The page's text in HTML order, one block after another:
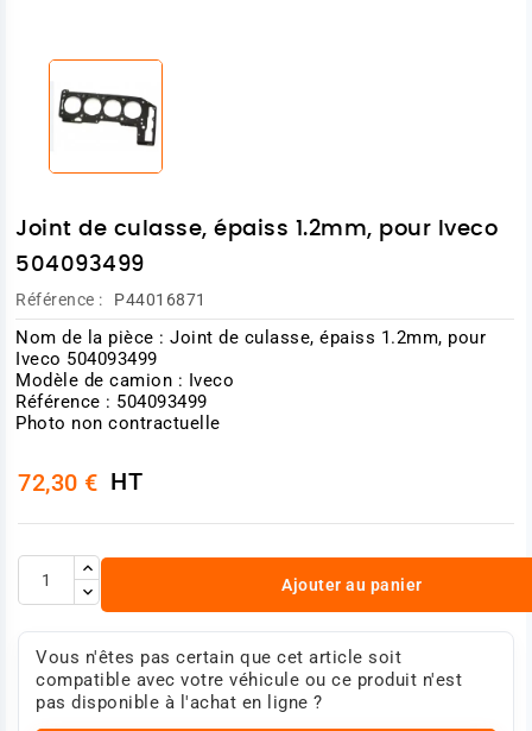
Joint de culasse, épaiss 1.2mm, pour Iveco
504093499
Référence : P44016871
Nom de la pièce : Joint de culasse, épaiss 1.2mm, pour
Iveco 504093499
Modèle de camion : Iveco
Référence : 504093499
Photo non contractuelle
72,30 € HT
Ajouter au panier
Vous n'êtes pas certain que cet article soit
compatible avec votre véhicule ou ce produit n'est
pas disponible à l'achat en ligne ?